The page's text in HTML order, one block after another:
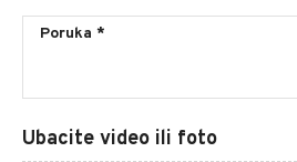
Ubacite video ili foto